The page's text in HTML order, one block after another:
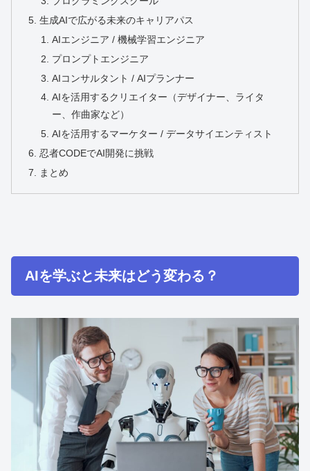
生成AIで広がる未来のキャリアパス
AIエンジニア / 機械学習エンジニア
プロンプトエンジニア
AIコンサルタント / AIプランナー
AIを活用するクリエイター（デザイナー、ライタ
ー、作曲家など）
AIを活用するマーケター / データサイエンティスト
忍者CODEでAI開発に挑戦
まとめ
AIを学ぶと未来はどう変わる？